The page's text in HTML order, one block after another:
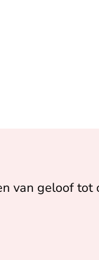
van geloof tot